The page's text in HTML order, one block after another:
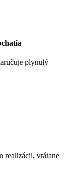
plynulý
realizácii, vrátane